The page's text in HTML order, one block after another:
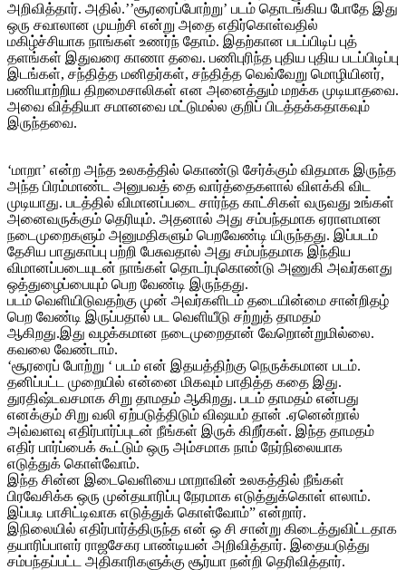
அறிவித்தார். அதில்.’’சூரரைப்போற்று’ படம் தொடங்கிய போதே இது
ஒரு சவாலான முயற்சி என்று அதை எதிர்கொள்வதில்
மகிழ்ச்சியாக நாங்கள் உணர்ந் தோம். இதற்கான படப்பிடிப் புத்
தளங்கள் இதுவரை காணா தவை. பணிபுரிந்த புதிய புதிய படப்பிடிப்பு
இடங்கள், சந்தித்த மனிதர்கள், சந்தித்த வெவ்வேறு மொழியினர்,
பணியாற்றிய திறமைசாலிகள் என அனைத்தும் மறக்க முடியாதவை.
அவை வித்தியா சமானவை மட்டுமல்ல குறிப் பிடத்தக்கதாகவும்
இருந்தவை.
‘மாறா’ என்ற அந்த உலகத்தில் கொண்டு சேர்க்கும் விதமாக இருந்த
அந்த பிரம்மாண்ட அனுபவத் தை வார்த்தைகளால் விளக்கி விட
முடியாது. படத்தில் விமானப்படை சார்ந்த காட்சிகள் வருவது உங்கள்
அனைவருக்கும் தெரியும். அதனால் அது சம்பந்தமாக ஏராளமான
நடைமுறைகளும் அனுமதிகளும் பெறவேண்டி யிருந்தது. இப்படம்
தேசிய பாதுகாப்பு பற்றி பேசுவதால் அது சம்பந்தமாக இந்திய
விமானப்படையுடன் நாங்கள் தொடர்புகொண்டு அணுகி அவர்களது
ஒத்துழைப்பையும் பெற வேண்டி இருந்தது.
படம் வெளியிடுவதற்கு முன் அவர்களிடம் தடையின்மை சான்றிதழ்
பெற வேண்டி இருப்பதால் பட வெளியீடு சற்றுத் தாமதம்
ஆகிறது.இது வழக்கமான நடைமுறைதான் வேறொன்றுமில்லை.
கவலை வேண்டாம்.
‘சூரரைப் போற்று ‘ படம் என் இதயத்திற்கு நெருக்கமான படம்.
தனிப்பட்ட முறையில் என்னை மிகவும் பாதித்த கதை இது.
துரதிஷ்டவசமாக சிறு தாமதம் ஆகிறது. படம் தாமதம் என்பது
எனக்கும் சிறு வலி ஏற்படுத்திடும் விஷயம் தான் .ஏனென்றால்
அவ்வளவு எதிர்பார்ப்புடன் நீங்கள் இருக் கிறீர்கள். இந்த தாமதம்
எதிர் பார்ப்பைக் கூட்டும் ஒரு அம்சமாக நாம் நேர்நிலையாக
எடுத்துக் கொள்வோம்.
இந்த சின்ன இடைவெளியை மாறாவின் உலகத்தில் நீங்கள்
பிரவேசிக்க ஒரு முன்தயாரிப்பு நேரமாக எடுத்துக்கொள் ளலாம்.
இப்படி பாசிட்டிவாக எடுத்துக் கொள்வோம்” என்றார்.
இநிலையில் எதிர்பார்த்திருந்த என் ஒ சி சான்று கிடைத்துவிட்டதாக
தயாரிப்பாளர் ராஜசேகர பாண்டியன் அறிவித்தார். இதையடுத்து
சம்பந்தப்பட்ட அதிகாரிகளுக்கு சூர்யா நன்றி தெரிவித்தார்.